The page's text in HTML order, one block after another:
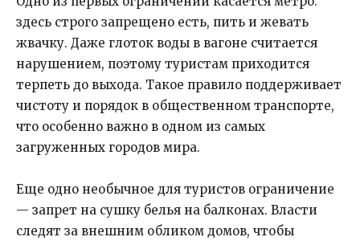
здесь строго запрещено есть, пить и жевать
жвачку. Даже глоток воды в вагоне считается
нарушением, поэтому туристам приходится
терпеть до выхода. Такое правило поддерживает
чистоту и порядок в общественном транспорте,
что особенно важно в одном из самых
загруженных городов мира.
Еще одно необычное для туристов ограничение
— запрет на сушку белья на балконах. Власти
следят за внешним обликом домов, чтобы